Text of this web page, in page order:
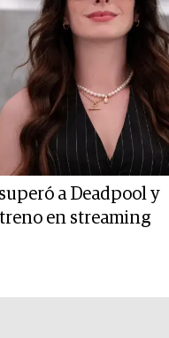
a Deadpool y
en streaming